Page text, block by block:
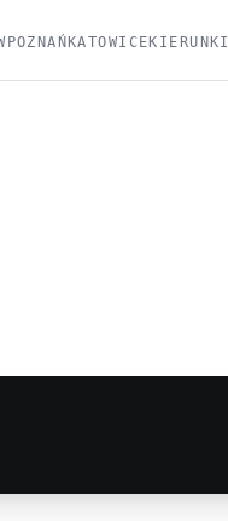
POZNAŃKATOWICEKIERUNKI